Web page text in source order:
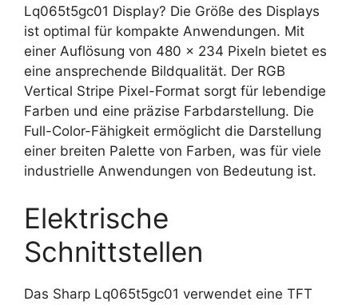
Lq065t5gc01 Display? Die Größe des Displays
ist optimal für kompakte Anwendungen. Mit
einer Auflösung von 480 x 234 Pixeln bietet es
eine ansprechende Bildqualität. Der RGB
Vertical Stripe Pixel-Format sorgt für lebendige
Farben und eine präzise Farbdarstellung. Die
Full-Color-Fähigkeit ermöglicht die Darstellung
einer breiten Palette von Farben, was für viele
industrielle Anwendungen von Bedeutung ist.
Elektrische
Schnittstellen
Das Sharp Lq065t5gc01 verwendet eine TFT